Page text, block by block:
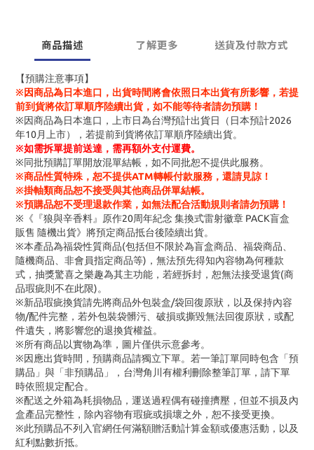
商品描述 了解更多 送貨及付款方式
【預購注意事項】
※因商品為日本進口，出貨時間將會依照日本出貨有所影響，若提
前到貨將依訂單順序陸續出貨，如不能等待者請勿預購！
※因商品為日本進口，上市日為台灣預計出貨日（日本預計2026
年10月上市），若提前到貨將依訂單順序陸續出貨。
※如需拆單提前送達，需再額外支付運費。
※同批預購訂單開放混單結帳，如不同批恕不提供此服務。
※商品性質特殊，恕不提供ATM轉帳付款服務，還請見諒！
※掛軸類商品恕不接受與其他商品併單結帳。
※預購品恕不受理退款作業，如無法配合活動規則者請勿預購！
※《『狼與辛香料』原作20周年紀念 集換式雷射徽章 PACK盲盒
販售 隨機出貨》將預定商品抵台後陸續出貨。
※本產品為福袋性質商品(包括但不限於為盲盒商品、福袋商品、
隨機商品、非會員指定商品等)，無法預先得知內容物為何種款
式，抽獎驚喜之樂趣為其主功能，若經拆封，恕無法接受退貨(商
品瑕疵則不在此限)。
※新品瑕疵換貨請先將商品外包裝盒/袋回復原狀，以及保持內容
物/配件完整，若外包裝袋髒污、破損或撕毀無法回復原狀，或配
件遺失，將影響您的退換貨權益。
※所有商品以實物為準，圖片僅供示意參考。
※因應出貨時間，預購商品請獨立下單。若一筆訂單同時包含「預
購品」與「非預購品」，台灣角川有權利刪除整筆訂單，請下單
時依照規定配合。
※配送之外箱為耗損物品，運送過程偶有碰撞擠壓，但並不損及內
盒產品完整性，除內容物有瑕疵或損壞之外，恕不接受更換。
※此預購品不列入官網任何滿額贈活動計算金額或優惠活動，以及
紅利點數折抵。